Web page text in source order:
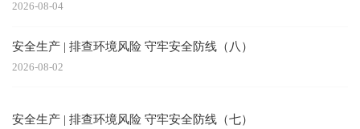
2026-08-04
安全生产 | 排查环境风险 守牢安全防线（八）
2026-08-02
安全生产 | 排查环境风险 守牢安全防线（七）